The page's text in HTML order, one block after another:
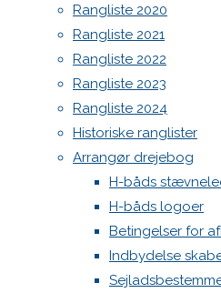
Rangliste 2020
Rangliste 2021
Rangliste 2022
Rangliste 2023
Rangliste 2024
Historiske ranglister
Arrangør drejebog
H-båds
H-båds logoer
Betingelser for
Indbydelse
RABAT PÅ
FÆRGEBILLETTER
Prøveår for brug af VHF
STOR
Kontakt
Klubben:
Hjemmeside:
kontakt
Seneste på H-
Sejl,
Høj Jensen